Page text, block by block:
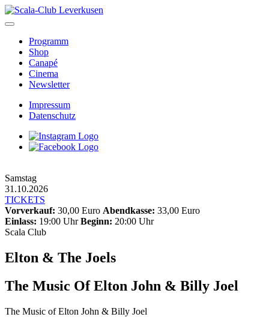
Skip
to
Programm
Shop
Canapé
Cinema
Newsletter
Impressum
Datenschutz
Samstag
31.10.2026
TICKETS
Vorverkauf: 30,00 Euro Abendkasse: 33,00 Euro
Einlass: 19:00 UhrBeginn: 20:00 Uhr
Scala Club
Elton & The Joels
The Music Of Elton John & Billy Joel
The Music of Elton John & Billy Joel